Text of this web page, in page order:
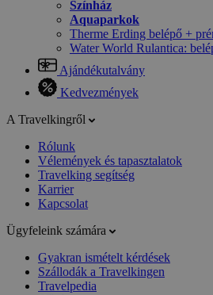
Színház
Aquaparkok
Therme Erding belépő +
Water World Rulantica:
Ajándékutalvány
Kedvezmények
A Travelkingről
Rólunk
Vélemények és tapasztalatok
Travelking segítség
Karrier
Kapcsolat
Ügyfeleink számára
Gyakran ismételt kérdések
Szállodák a Travelkingen
Travelpedia